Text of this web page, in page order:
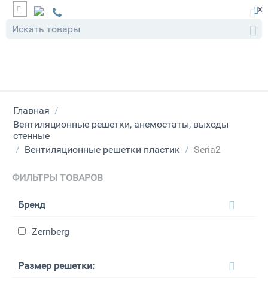
Главная /
Вентиляционные решетки, анемостаты, выходы
стенные
/ Вентиляционные решетки пластик / Seria2
ФИЛЬТРЫ ТОВАРОВ
Бренд
Zernberg
Размер решетки:
×